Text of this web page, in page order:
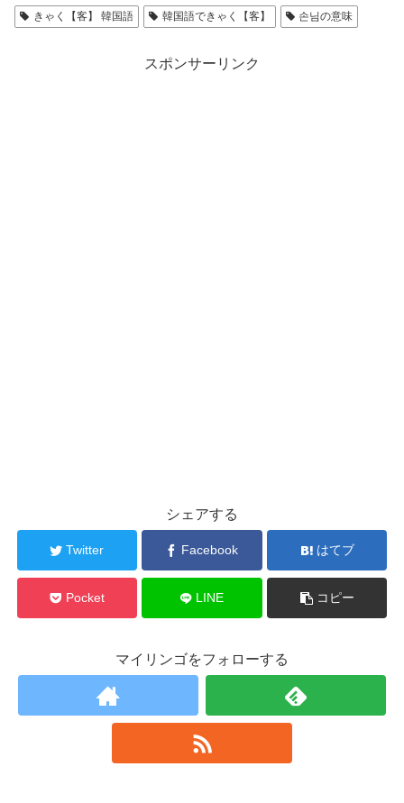
きゃく【客】 韓国語 韓国語できゃく【客】 손님の意味
スポンサーリンク
シェアする
Twitter Facebook はてブ
Pocket LINE コピー
マイリンゴをフォローする